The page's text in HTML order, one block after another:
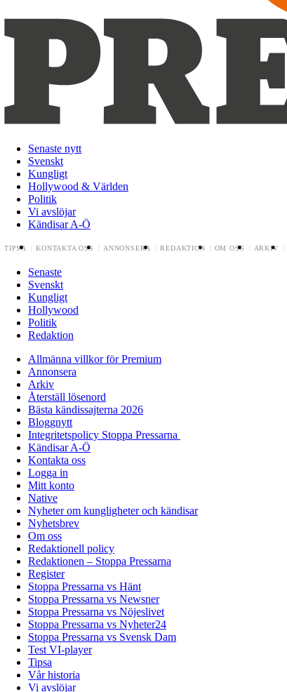
Senaste nytt
Svenskt
Kungligt
Hollywood & Världen
Politik
Vi avslöjar
Kändisar A-Ö
TIPSA KONTAKTA OSS ANNONSERA REDAKTION OM OSS ARKIV
Senaste
Svenskt
Kungligt
Hollywood
Politik
Redaktion
Allmänna villkor för Premium
Annonsera
Arkiv
Återställ lösenord
Bästa kändissajterna 2026
Bloggnytt
Integritetspolicy Stoppa Pressarna
Kändisar A-Ö
Kontakta oss
Logga in
Mitt konto
Native
Nyheter om kungligheter och kändisar
Nyhetsbrev
Om oss
Redaktionell policy
Redaktionen – Stoppa Pressarna
Register
Stoppa Pressarna vs Hänt
Stoppa Pressarna vs Newsner
Stoppa Pressarna vs Nöjeslivet
Stoppa Pressarna vs Nyheter24
Stoppa Pressarna vs Svensk Dam
Test VI-player
Tipsa
Vår historia
Vi avslöjar